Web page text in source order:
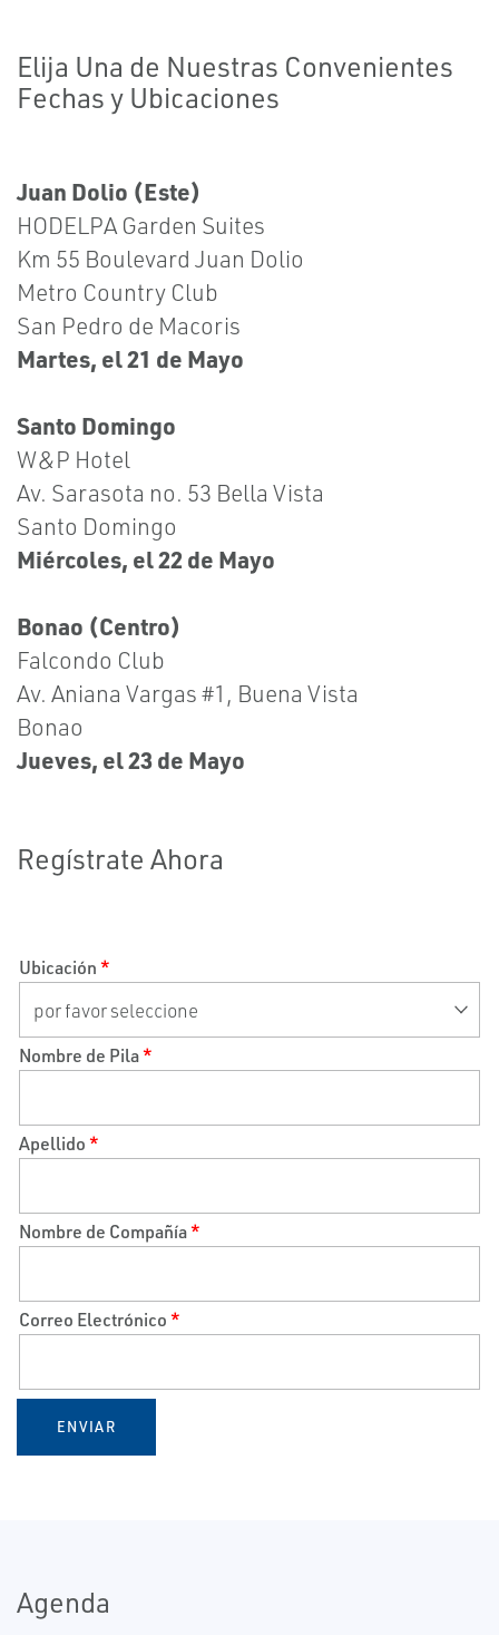
Elija Una de Nuestras Convenientes
Fechas y Ubicaciones
Juan Dolio (Este)
HODELPA Garden Suites
Km 55 Boulevard Juan Dolio
Metro Country Club
San Pedro de Macoris
Martes, el 21 de Mayo
Santo Domingo
W&P Hotel
Av. Sarasota no. 53 Bella Vista
Santo Domingo
Miércoles, el 22 de Mayo
Bonao (Centro)
Falcondo Club
Av. Aniana Vargas #1, Buena Vista
Bonao
Jueves, el 23 de Mayo
Regístrate Ahora
Ubicación *
Nombre de Pila*
Apellido *
Nombre de Compañía*
Correo Electrónico *
ENVIAR
Agenda